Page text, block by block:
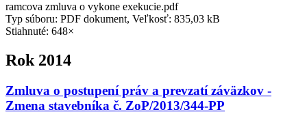
ramcova zmluva o vykone exekucie.pdf
Typ súboru: PDF dokument, Veľkosť: 835,03 kB
Stiahnuté: 648×
Rok 2014
Zmluva o postupení práv a prevzatí záväzkov -
Zmena stavebníka č. ZoP/2013/344-PP